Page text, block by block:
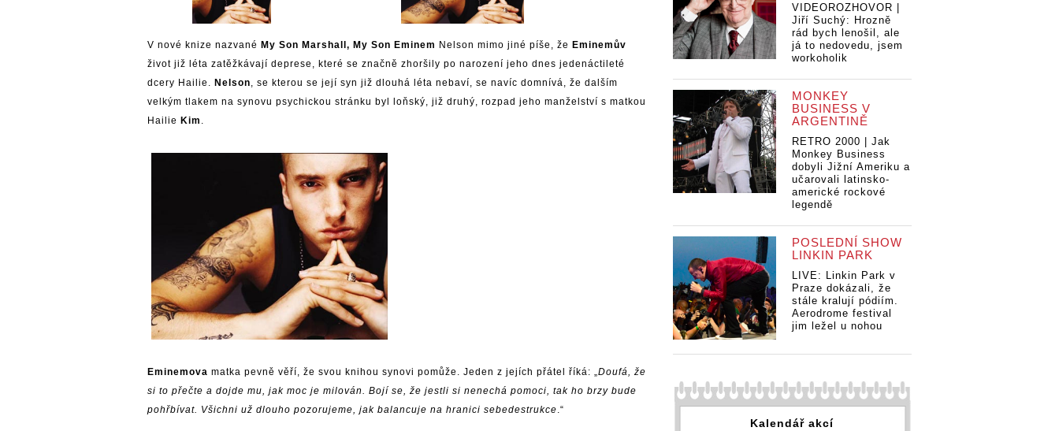
V nové knize nazvané My Son Marshall, My Son Eminem Nelson mimo jiné píše, že Eminemův
život již léta zatěžkávají deprese, které se značně zhoršily po narození jeho dnes jedenáctileté
dcery Hailie. Nelson, se kterou se její syn již dlouhá léta nebaví, se navíc domnívá, že dalším
velkým tlakem na synovu psychickou stránku byl loňský, již druhý, rozpad jeho manželství s matkou
Hailie Kim .
Eminemova matka pevně věří, že svou knihou synovi pomůže. Jeden z jejích přátel říká: „Doufá, že
si to přečte a dojde mu, jak moc je milován. Bojí se, že jestli si nenechá pomoci, tak ho brzy bude
pohřbívat. Všichni už dlouho pozorujeme, jak balancuje na hranici sebedestrukce.“
VIDEOROZHOVOR |
Jiří Suchý: Hrozně
rád bych lenošil, ale
já to nedovedu, jsem
workoholik
MONKEY
BUSINESS V
ARGENTINĚ
RETRO 2000 | Jak
Monkey Business
dobyli Jižní Ameriku a
učarovali latinsko-
americké rockové
legendě
POSLEDNÍ SHOW
LINKIN PARK
LIVE: Linkin Park v
Praze dokázali, že
stále kralují pódiím.
Aerodrome festival
jim ležel u nohou
Kalendář akcí